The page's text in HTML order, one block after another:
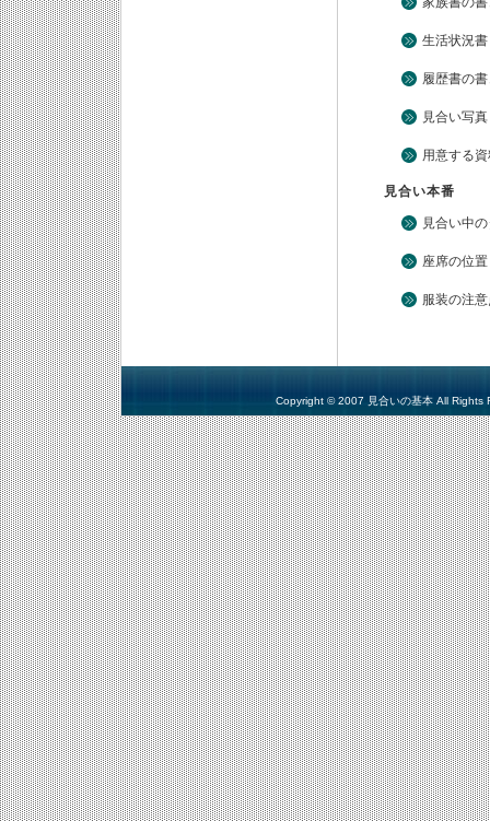
生活状況書
履歴書の
見合い写真
用意する
見合い本番
見合い中
座席の位置
服装の注
Copyright © 2007 見合いの基本 All Rights